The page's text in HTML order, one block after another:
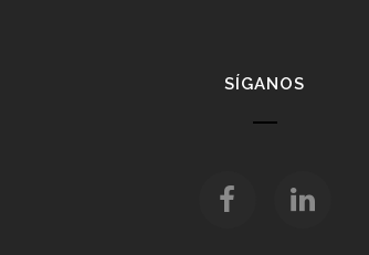
SÍGANOS